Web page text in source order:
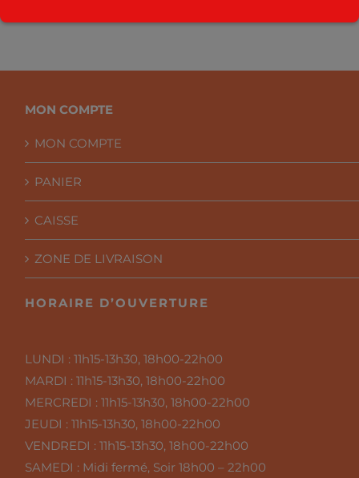
MON COMPTE
MON COMPTE
PANIER
CAISSE
ZONE DE LIVRAISON
HORAIRE D’OUVERTURE
LUNDI :11h15-13h30, 18h00-22h00
MARDI :11h15-13h30, 18h00-22h00
MERCREDI :11h15-13h30, 18h00-22h00
JEUDI :11h15-13h30, 18h00-22h00
VENDREDI :11h15-13h30, 18h00-22h00
SAMEDI : Midi fermé, Soir 18h00 – 22h00